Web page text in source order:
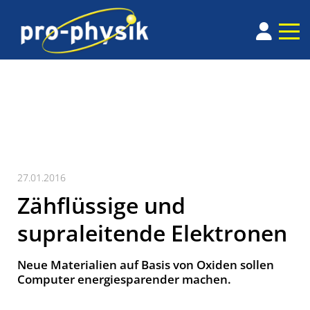
27.01.2016
Zähflüssige und
supraleitende Elektronen
Neue Materialien auf Basis von Oxiden sollen
Computer energiesparender machen.